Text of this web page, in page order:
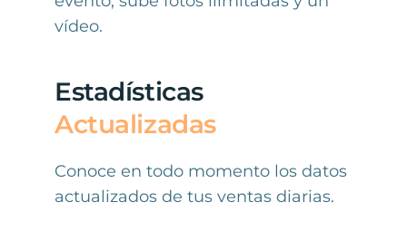
vídeo.
Estadísticas
Actualizadas
Conoce en todo momento los datos
actualizados de tus ventas diarias.